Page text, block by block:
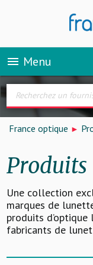
menu Menu
France optique
Produits
Une collection
marques de
produits d’optique
fabricants de